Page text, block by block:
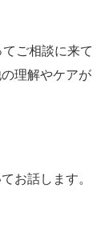
ご相談に来て
理解やケアが
お話します。